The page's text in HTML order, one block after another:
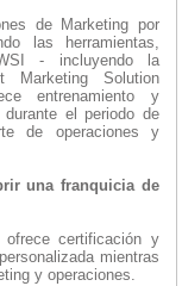
de Marketing por
las herramientas,
- incluyendo la
Marketing Solution
entrenamiento y
el periodo de
de operaciones y
una franquicia de
certificación y
mientras
y operaciones.